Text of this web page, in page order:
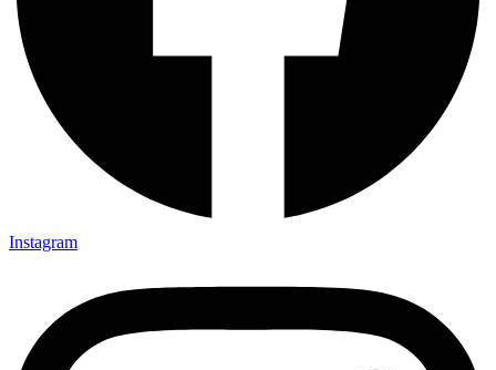
Instagram